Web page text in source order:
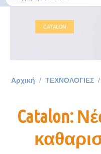
Αρχική / ΤΕΧΝΟΛΟΓΙΕΣ /
Catalon: